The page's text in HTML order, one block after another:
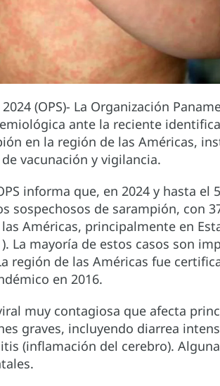
(OPS)- La Organización
ante la reciente
en la región de las Américas,
vacunación y vigilancia.
informa que, en 2024 y hasta el
sospechosos de sarampión, con
Américas, principalmente en
La mayoría de estos casos son
región de las Américas fue
en 2016.
muy contagiosa que afecta
graves, incluyendo diarrea
(inflamación del cerebro).